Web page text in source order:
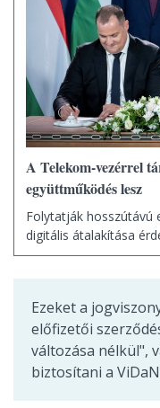
A Telekom-vezérrel
együttműködés lesz
Folytatják hosszútávú
digitális átalakítása
Ezeket a
előfizetői
változása nélkül",
biztosítani a